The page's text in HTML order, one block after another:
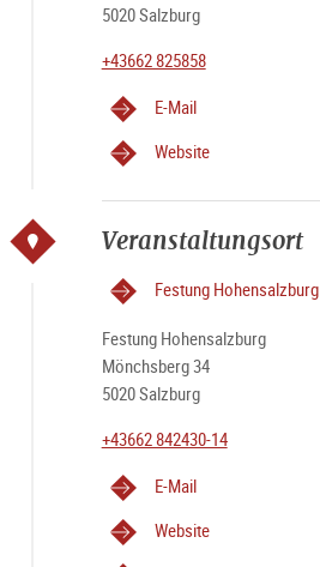
5020 Salzburg
+43662 825858
E-Mail
Website
Veranstaltungsort
Festung Hohensalzburg
Festung Hohensalzburg
Mönchsberg 34
5020 Salzburg
+43662 842430-14
E-Mail
Website